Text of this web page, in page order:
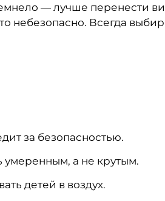
— лучше перенести
небезопасно. Всегда
за безопасностью.
умеренным, а не крутым.
детей в воздух.